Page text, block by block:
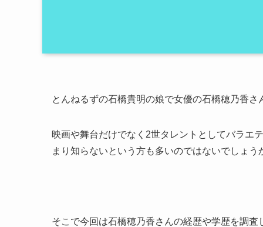
とんねるずの石橋貴明の娘で女優の石橋穂乃香さ
映画や舞台だけでなく2世タレントとしてバラエ
まり知らないという方も多いのではないでしょう
そこで今回は石橋穂乃香さんの経歴や学歴を調査